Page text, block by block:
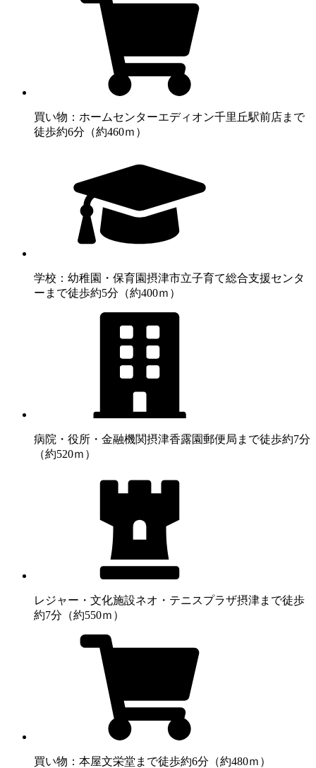
買い物：ホームセンターエディオン千里丘駅前店まで
徒歩約6分（約460ｍ）
学校：幼稚園・保育園摂津市立子育て総合支援センタ
ーまで徒歩約5分（約400ｍ）
病院・役所・金融機関摂津香露園郵便局まで徒歩約7分
（約520ｍ）
レジャー・文化施設ネオ・テニスプラザ摂津まで徒歩
約7分（約550ｍ）
買い物：本屋文栄堂まで徒歩約6分（約480ｍ）